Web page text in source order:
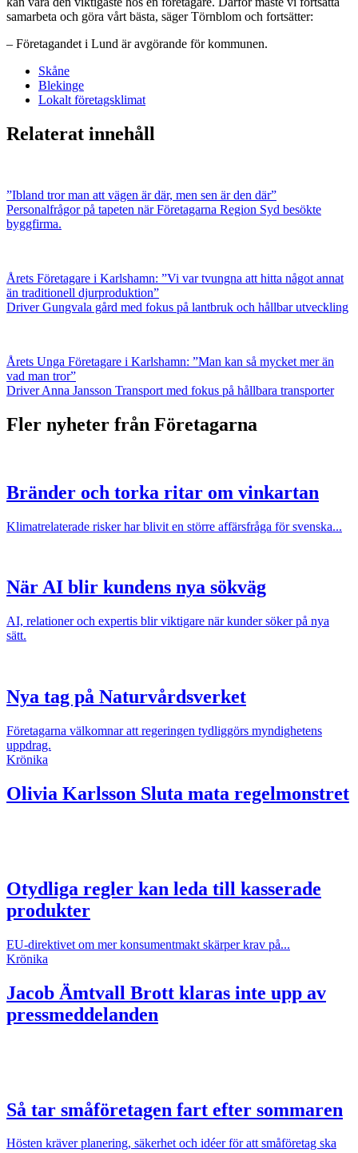
samarbeta och göra vårt bästa, säger Törnblom och fortsätter:
– Företagandet i Lund är avgörande för kommunen.
Skåne
Blekinge
Lokalt företagsklimat
Relaterat innehåll
”Ibland tror man att vägen är där, men sen är den där”
Personalfrågor på tapeten när Företagarna Region Syd besökte
byggfirma.
Årets Företagare i Karlshamn: ”Vi var tvungna att hitta något annat
än traditionell djurproduktion”
Driver Gungvala gård med fokus på lantbruk och hållbar utveckling
Årets Unga Företagare i Karlshamn: ”Man kan så mycket mer än
vad man tror”
Driver Anna Jansson Transport med fokus på hållbara transporter
Fler nyheter från Företagarna
Bränder och torka ritar om vinkartan
Klimatrelaterade risker har blivit en större affärsfråga för svenska...
När AI blir kundens nya sökväg
AI, relationer och expertis blir viktigare när kunder söker på nya
sätt.
Nya tag på Naturvårdsverket
Företagarna välkomnar att regeringen tydliggörs myndighetens
uppdrag.
Krönika
Olivia Karlsson Sluta mata regelmonstret
Otydliga regler kan leda till kasserade
produkter
EU-direktivet om mer konsumentmakt skärper krav på...
Krönika
Jacob Ämtvall Brott klaras inte upp av
pressmeddelanden
Så tar småföretagen fart efter sommaren
Hösten kräver planering, säkerhet och idéer för att småföretag ska